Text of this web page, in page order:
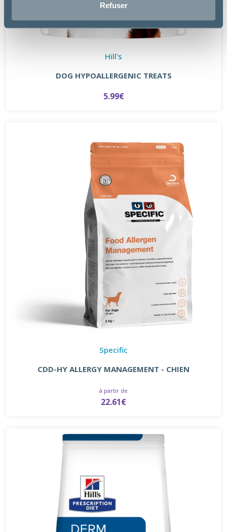
Refuser
Hill's
DOG HYPOALLERGENIC TREATS
5.99€
Specific
CDD-HY ALLERGY MANAGEMENT - CHIEN
à partir de
22.61€